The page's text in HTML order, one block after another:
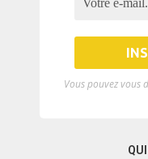
Vous pouvez vous